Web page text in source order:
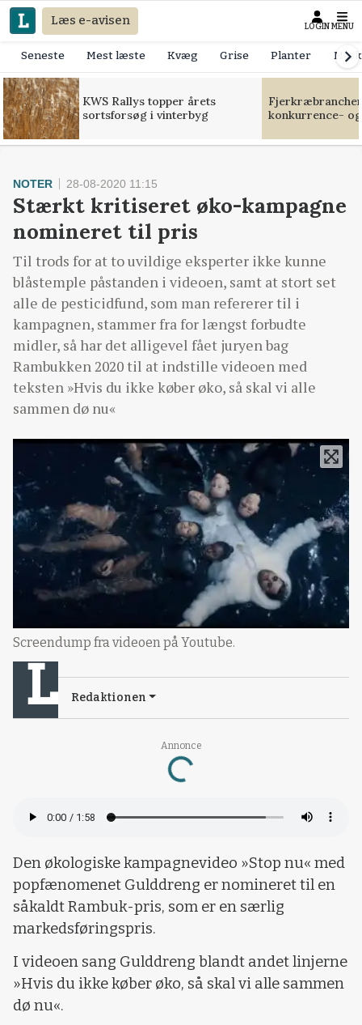
Læs e-avisen LOGIN MENU
Seneste Mest læste Kvæg Grise Planter
KWS Rallys topper årets
sortsforsøg i vinterbyg
konkurrence-
Annonce
Loading...
NOTER 28-08-2020 11:15
Stærkt kritiseret øko-kampagne
nomineret til pris
Til trods for at to uvildige eksperter ikke kunne
blåstemple påstanden i videoen, samt at stort set
alle de pesticidfund, som man refererer til i
kampagnen, stammer fra for længst forbudte
midler, så har det alligevel fået juryen bag
Rambukken 2020 til at indstille videoen med
teksten »Hvis du ikke køber øko, så skal vi alle
sammen dø nu«
Screendump fra videoen på Youtube.
Redaktionen
Den økologiske kampagnevideo »Stop nu« med
popfænomenet Gulddreng er nomineret til en
såkaldt Rambuk-pris, som er en særlig
markedsføringspris.
I videoen sang Gulddreng blandt andet linjerne
»Hvis du ikke køber øko, så skal vi alle sammen
dø nu«.